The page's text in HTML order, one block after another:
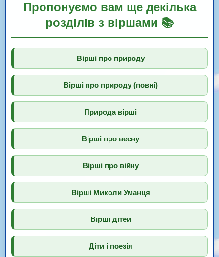
Пропонуємо вам ще декілька
розділів з віршами 📚
Вірші про природу
Вірші про природу (повні)
Природа вірші
Вірші про весну
Вірші про війну
Вірші Миколи Уманця
Вірші дітей
Діти і поезія